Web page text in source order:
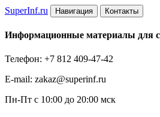
SuperInf.ru Навигация Контакты
Информационные материалы для
Телефон: +7 812 409-47-42
E-mail: zakaz@superinf.ru
Пн-Пт с 10:00 до 20:00 мск